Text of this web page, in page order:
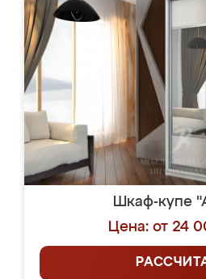
Шкаф-купе
Цена: от 24